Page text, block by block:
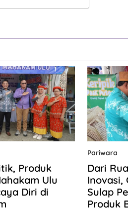
Produk
Ulu
Diri di
Pariwara
Dari
Inovasi,
Sulap
Produk